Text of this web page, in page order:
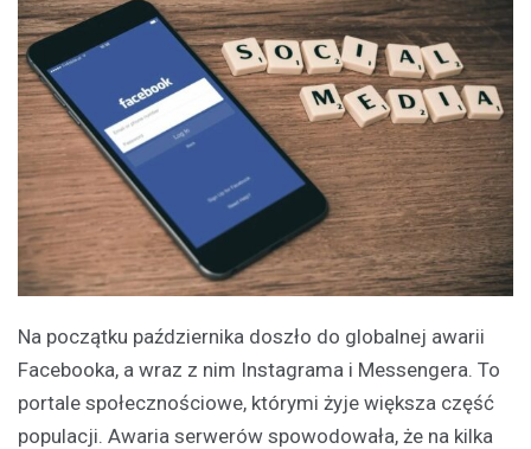
Na początku października doszło do globalnej awarii
Facebooka, a wraz z nim Instagrama i Messengera. To
portale społecznościowe, którymi żyje większa część
populacji. Awaria serwerów spowodowała, że na kilka